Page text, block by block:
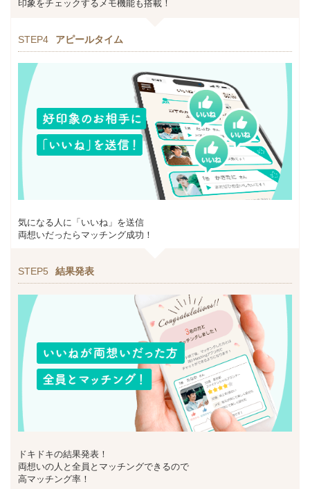
印象をチェックするメモ機能も搭載！
STEP4 アピールタイム
気になる人に「いいね」を送信
両想いだったらマッチング成功！
STEP5 結果発表
ドキドキの結果発表！
両想いの人と全員とマッチングできるので
高マッチング率！